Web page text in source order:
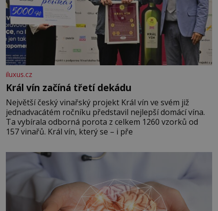
iluxus.cz
Král vín začíná třetí dekádu
Největší český vinařský projekt Král vín ve svém již
jednadvacátém ročníku představil nejlepší domácí vína.
Ta vybírala odborná porota z celkem 1260 vzorků od
157 vinařů. Král vín, který se – i pře